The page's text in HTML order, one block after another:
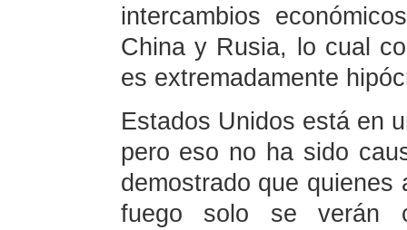
intercambios
China y Rusia, lo cual
es extremadamente
Estados Unidos está en
pero eso no ha sido
demostrado que
fuego solo se verán